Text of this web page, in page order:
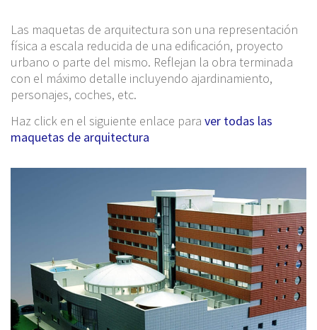
Las maquetas de arquitectura son una representación
física a escala reducida de una edificación, proyecto
urbano o parte del mismo. Reflejan la obra terminada
con el máximo detalle incluyendo ajardinamiento,
personajes, coches, etc.
Haz click en el siguiente enlace para ver todas las
maquetas de arquitectura